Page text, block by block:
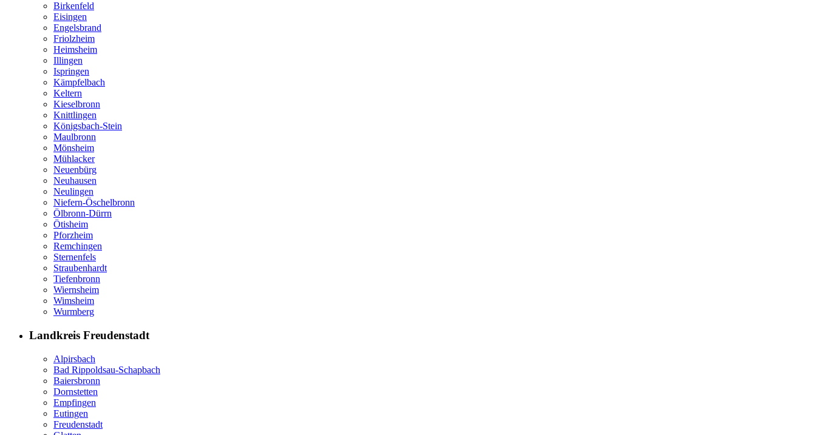
Birkenfeld
Eisingen
Engelsbrand
Friolzheim
Heimsheim
Illingen
Ispringen
Kämpfelbach
Keltern
Kieselbronn
Knittlingen
Königsbach-Stein
Maulbronn
Mönsheim
Mühlacker
Neuenbürg
Neuhausen
Neulingen
Niefern-Öschelbronn
Ölbronn-Dürrn
Ötisheim
Pforzheim
Remchingen
Sternenfels
Straubenhardt
Tiefenbronn
Wiernsheim
Wimsheim
Wurmberg
Landkreis Freudenstadt
Alpirsbach
Bad Rippoldsau-Schapbach
Baiersbronn
Dornstetten
Empfingen
Eutingen
Freudenstadt